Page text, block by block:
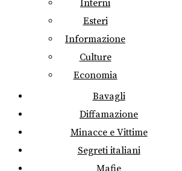
Interni
Esteri
Informazione
Culture
Economia
Bavagli
Diffamazione
Minacce e Vittime
Segreti italiani
Mafie